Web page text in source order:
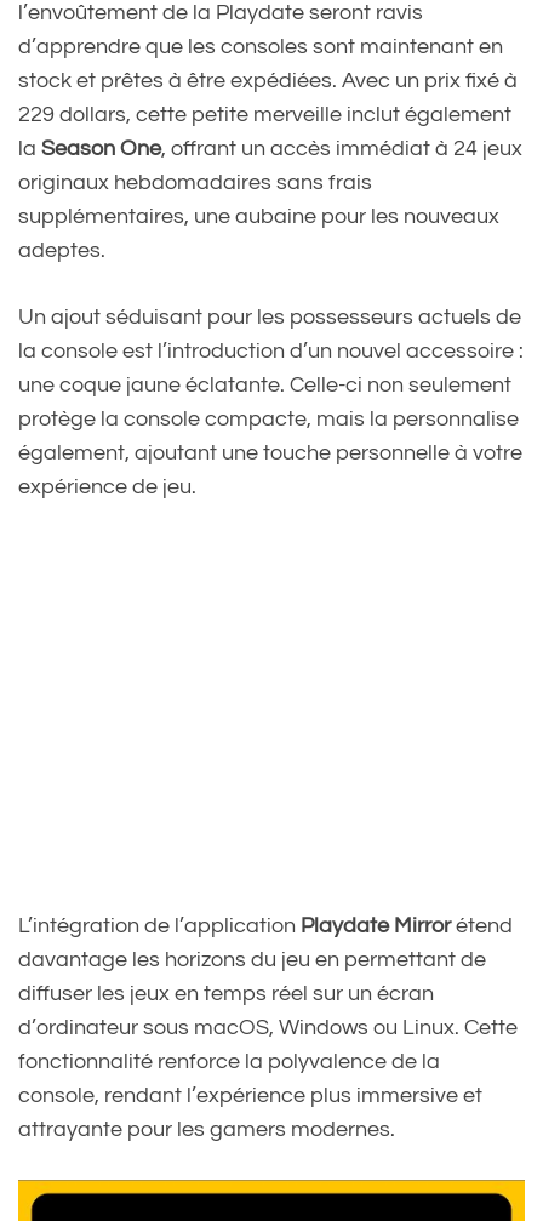
l’envoûtement de la Playdate seront ravis
d’apprendre que les consoles sont maintenant en
stock et prêtes à être expédiées. Avec un prix fixé à
229 dollars, cette petite merveille inclut également
la Season One, offrant un accès immédiat à 24 jeux
originaux hebdomadaires sans frais
supplémentaires, une aubaine pour les nouveaux
adeptes.
Un ajout séduisant pour les possesseurs actuels de
la console est l’introduction d’un nouvel accessoire :
une coque jaune éclatante. Celle-ci non seulement
protège la console compacte, mais la personnalise
également, ajoutant une touche personnelle à votre
expérience de jeu.
L’intégration de l’application Playdate Mirrorétend
davantage les horizons du jeu en permettant de
diffuser les jeux en temps réel sur un écran
d’ordinateur sous macOS, Windows ou Linux. Cette
fonctionnalité renforce la polyvalence de la
console, rendant l’expérience plus immersive et
attrayante pour les gamers modernes.